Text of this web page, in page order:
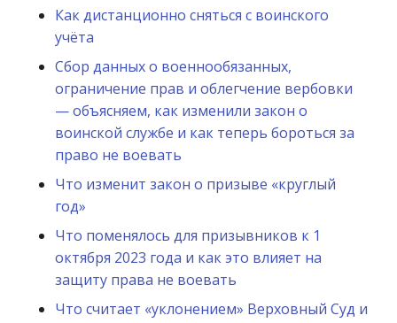
Как дистанционно сняться с воинского
учёта
Сбор данных о военнообязанных,
ограничение прав и облегчение вербовки
— объясняем, как изменили закон о
воинской службе и как теперь бороться за
право не воевать
Что изменит закон о призыве «круглый
год»
Что поменялось для призывников к 1
октября 2023 года и как это влияет на
защиту права не воевать
Что считает «уклонением» Верховный Суд и